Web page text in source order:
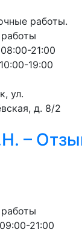
работы.
21:00
19:00
ул.
д. 8/2
–
21:00